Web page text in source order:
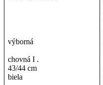
výborná
chovná I .
43/44 cm
biela